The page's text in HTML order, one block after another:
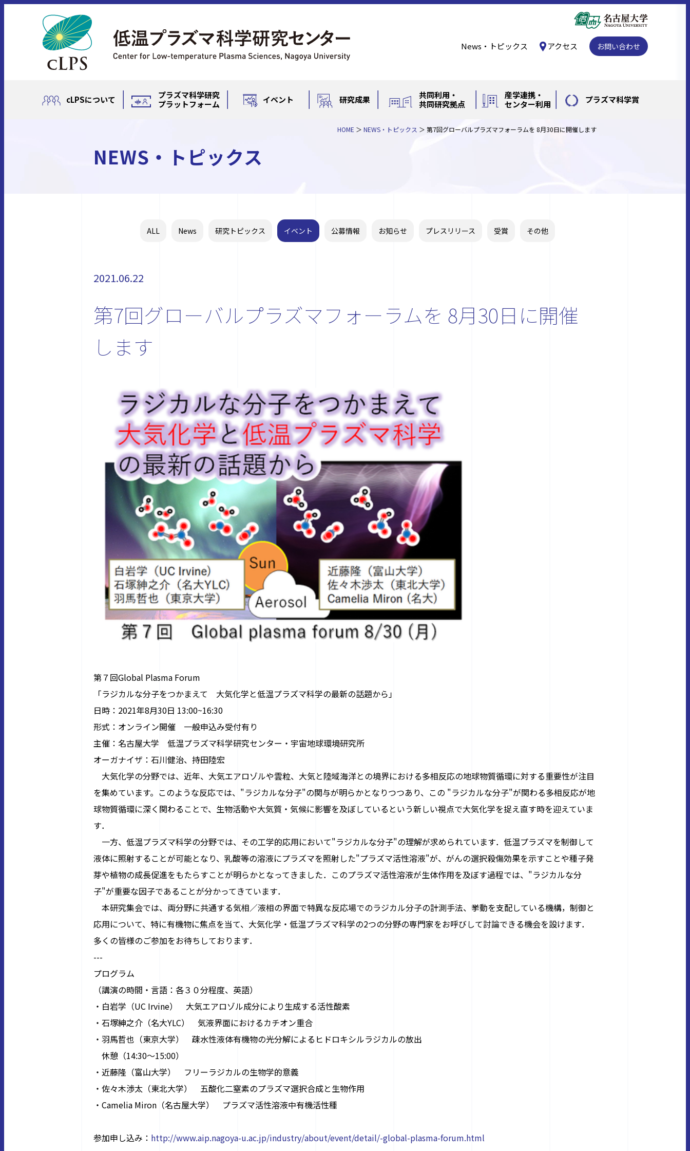
News・トピックス アクセス お問い合わせ
cLPSについて
プラズマ科学研究
プラットフォーム
イベント 研究成果
共同利用・
共同研究拠点
産学連携・
センター利用
プラズマ科学賞
NEWS・トピックス
HOME NEWS・トピックス 第7回グローバルプラズマフォーラムを 8月30日に開催します
ALL News 研究トピックス イベント 公募情報 お知らせ プレスリリース 受賞 その他
2021.06.22
第7回グローバルプラズマフォーラムを 8月30日に開催
します
第７回Global Plasma Forum
「ラジカルな分子をつかまえて 大気化学と低温プラズマ科学の最新の話題から」
日時： 2021年8月30日 13:00~16:30
形式：オンライン開催 一般申込み受付有り
主催：名古屋大学 低温プラズマ科学研究センター・宇宙地球環境研究所
オーガナイザ：石川健治、持田陸宏
大気化学の分野では、近年、大気エアロゾルや雲粒、大気と陸域海洋との境界における多相反応の地球物質循環に対する重要性が注目
を集めています。このような反応では、"ラジカルな分子"の関与が明らかとなりつつあり、この "ラジカルな分子"が関わる多相反応が地
球物質循環に深く関わることで、生物活動や大気質・気候に影響を及ぼしているという新しい視点で大気化学を捉え直す時を迎えていま
す．
一方、低温プラズマ科学の分野では、その工学的応用において"ラジカルな分子"の理解が求められています．低温プラズマを制御して
液体に照射することが可能となり、乳酸等の溶液にプラズマを照射した"プラズマ活性溶液"が、がんの選択殺傷効果を示すことや種子発
芽や植物の成長促進をもたらすことが明らかとなってきました．このプラズマ活性溶液が生体作用を及ぼす過程では、"ラジカルな分
子"が重要な因子であることが分かってきています．
本研究集会では、両分野に共通する気相／液相の界面で特異な反応場でのラジカル分子の計測手法、挙動を支配している機構，制御と
応用について、特に有機物に焦点を当て、大気化学・低温プラズマ科学の2つの分野の専門家をお呼びして討論できる機会を設けます．
多くの皆様のご参加をお待ちしております．
---
プログラム
（講演の時間・言語：各３０分程度、英語）
・白岩学（UC Irvine） 大気エアロゾル成分により生成する活性酸素
・石塚紳之介（名大YLC） 気液界面におけるカチオン重合
・羽馬哲也（東京大学） 疎水性液体有機物の光分解によるヒドロキシルラジカルの放出
休憩（14:30～15:00）
・近藤隆（富山大学） フリーラジカルの生物学的意義
・佐々木渉太（東北大学） 五酸化二窒素のプラズマ選択合成と生物作用
・ Camelia Miron （名古屋大学） プラズマ活性溶液中有機活性種
参加申し込み： http://www.aip.nagoya-u.ac.jp/industry/about/event/detail/-global-plasma-forum.html